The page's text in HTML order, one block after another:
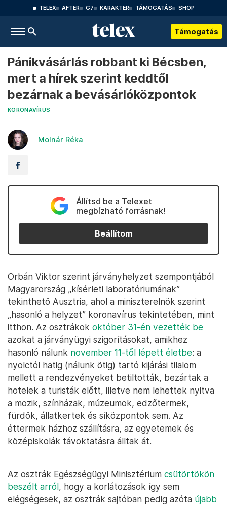
TELEX AFTER G7 KARAKTER TÁMOGATÁS SHOP
Támogatás
Pánikvásárlás robbant ki Bécsben,
mert a hírek szerint keddtől
bezárnak a bevásárlóközpontok
KORONAVÍRUS
Molnár Réka
Állítsd be a Telexet
megbízható forrásnak!
Beállítom
Orbán Viktor szerint járványhelyzet szempontjából
Magyarország „kísérleti laboratóriumának”
tekinthető Ausztria, ahol a miniszterelnök szerint
„hasonló a helyzet” koronavírus tekintetében, mint
itthon. Az osztrákok október 31-én vezették be
azokat a járványügyi szigorításokat, amikhez
hasonló nálunk november 11-től lépett életbe: a
nyolctól hatig (nálunk ötig) tartó kijárási tilalom
mellett a rendezvényeket betiltották, bezártak a
hotelek a turisták előtt, illetve nem lehettek nyitva
a mozik, színházak, múzeumok, edzőtermek,
fürdők, állatkertek és síközpontok sem. Az
éttermek házhoz szállításra, az egyetemek és
középiskolák távoktatásra álltak át.
Az osztrák Egészségügyi Minisztérium csütörtökön
beszélt arról, hogy a korlátozások így sem
elégségesek, az osztrák sajtóban pedig azóta újabb